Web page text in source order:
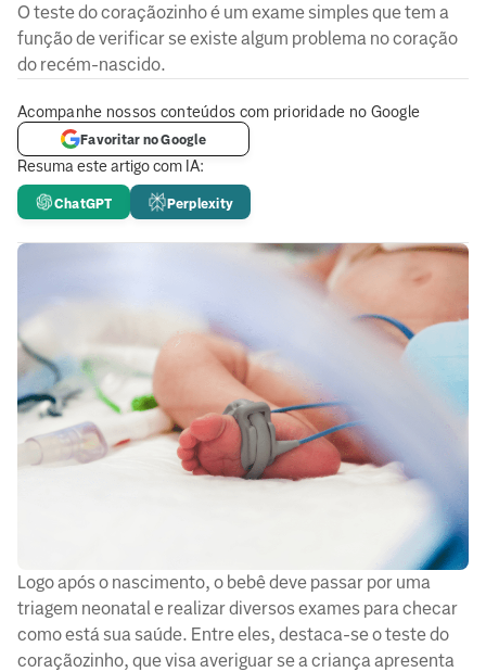
O teste do coraçãozinho é um exame simples que tem a
função de verificar se existe algum problema no coração
do recém-nascido.
Resuma este artigo com IA:
ChatGPT Perplexity
Acompanhe nossos conteúdos com prioridade no Google
Favoritar no Google
Logo após o nascimento, o bebê deve passar por uma
triagem neonatal e realizar diversos exames para checar
como está sua saúde. Entre eles, destaca-se o teste do
coraçãozinho, que visa averiguar se a criança apresenta